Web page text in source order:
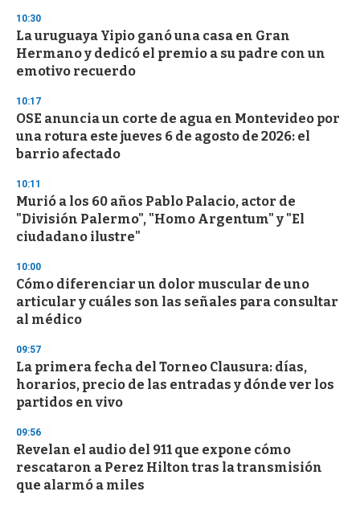
s
e
c
o
n
10:30
La uruguaya Yipio ganó una casa en Gran
Hermano y dedicó el premio a su padre con un
emotivo recuerdo
10:17
OSE anuncia un corte de agua en Montevideo por
una rotura este jueves 6 de agosto de 2026: el
barrio afectado
10:11
Murió a los 60 años Pablo Palacio, actor de
"División Palermo", "Homo Argentum" y "El
ciudadano ilustre"
10:00
Cómo diferenciar un dolor muscular de uno
articular y cuáles son las señales para consultar
al médico
09:57
La primera fecha del Torneo Clausura: días,
horarios, precio de las entradas y dónde ver los
partidos en vivo
09:56
Revelan el audio del 911 que expone cómo
rescataron a Perez Hilton tras la transmisión
que alarmó a miles